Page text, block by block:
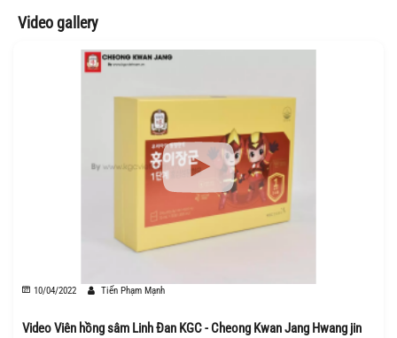
Video gallery
10/04/2022 Tiến Phạm Mạnh
Video Viên hồng sâm Linh Đan KGC - Cheong Kwan Jang Hwang jin